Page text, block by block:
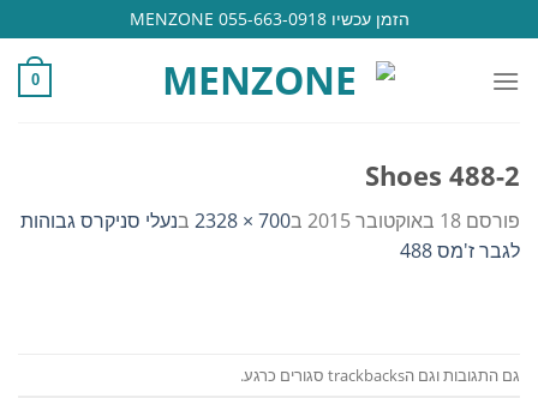
to
content
הזמן עכשיו 055-663-0918 MENZONE
0
Shoes 488-2
פורסם 18 באוקטובר 2015 ב700 × 2328 בנעלי סניקרס גבוהות
לגבר ז'מס 488
גם התגובות וגם הtrackbacks סגורים כרגע.